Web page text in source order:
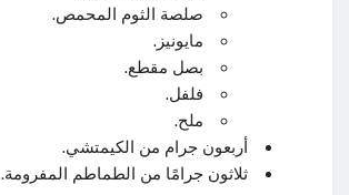
صلصة الثوم المحمص.
مايونيز.
بصل مقطع.
فلفل.
ملح.
أربعون جرام من الكيمتشي.
ثلاثون جرامًا من الطماطم المفرومة.